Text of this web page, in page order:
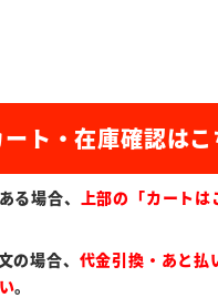
る場合、
上部の「カート
場合、 代金引換・あと払
。